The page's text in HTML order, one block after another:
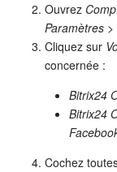
BI Builder
Ouvrez
Paramètres >
Cliquez sur
concernée :
Bitrix24
Bitrix24
Cochez